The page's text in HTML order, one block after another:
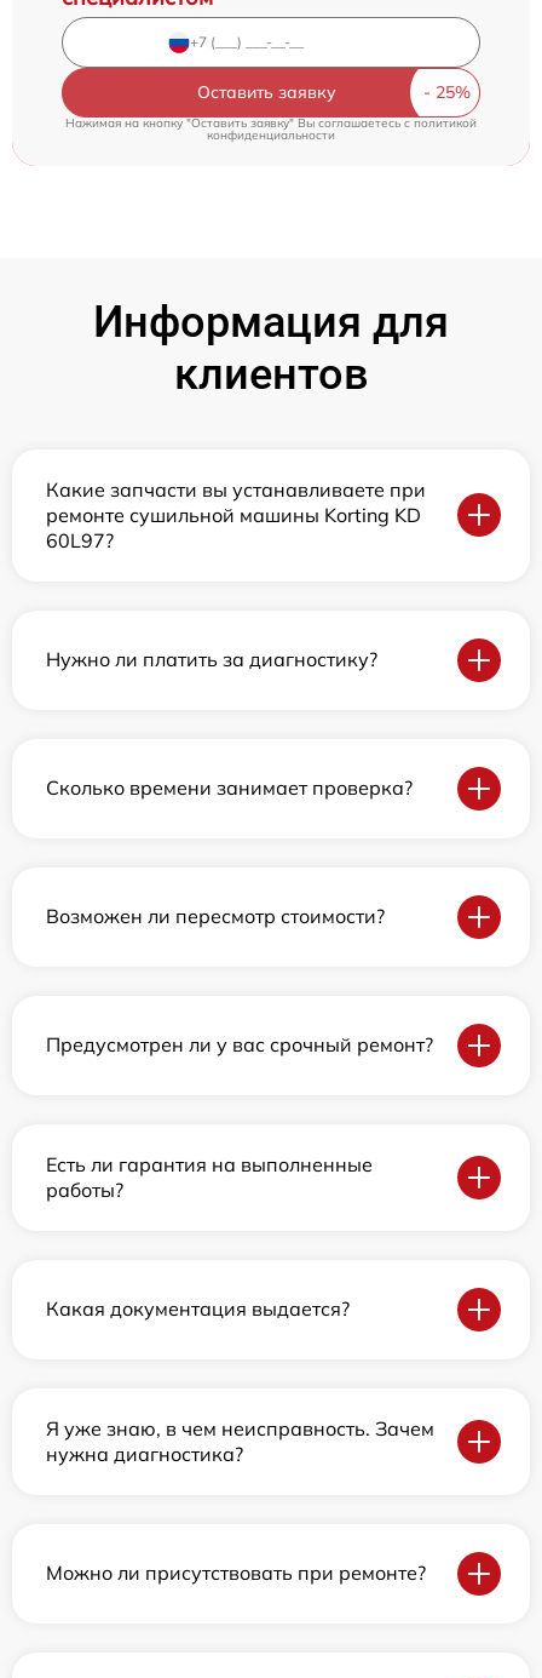
Оставить заявку
Нажимая на кнопку "Оставить заявку" Вы соглашаетесь cполитикой
конфиденциальности
Информация для
клиентов
Какие запчасти вы устанавливаете при
ремонте сушильной машины Korting KD
60L97?
Нужно ли платить за диагностику?
Сколько времени занимает проверка?
Возможен ли пересмотр стоимости?
Предусмотрен ли у вас срочный ремонт?
Есть ли гарантия на выполненные
работы?
Какая документация выдается?
Я уже знаю, в чем неисправность. Зачем
нужна диагностика?
Можно ли присутствовать при ремонте?